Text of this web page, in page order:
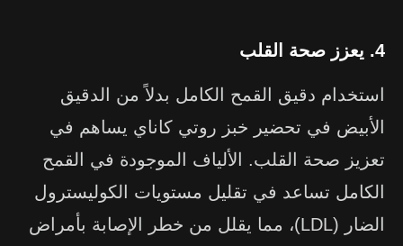
4. يعزز صحة القلب
استخدام دقيق القمح الكامل بدلاً من الدقيق
الأبيض في تحضير خبز روتي كاناي يساهم في
تعزيز صحة القلب. الألياف الموجودة في القمح
الكامل تساعد في تقليل مستويات الكوليسترول
الضار (LDL)، مما يقلل من خطر الإصابة بأمراض